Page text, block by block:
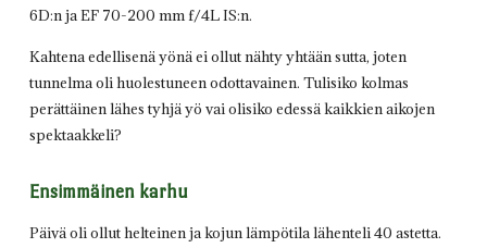
6D:n ja EF 70-200 mm f/4L IS:n.
Kahtena edellisenä yönä ei ollut nähty yhtään sutta, joten
tunnelma oli huolestuneen odottavainen. Tulisiko kolmas
perättäinen lähes tyhjä yö vai olisiko edessä kaikkien aikojen
spektaakkeli?
Ensimmäinen karhu
Päivä oli ollut helteinen ja kojun lämpötila lähenteli 40 astetta.